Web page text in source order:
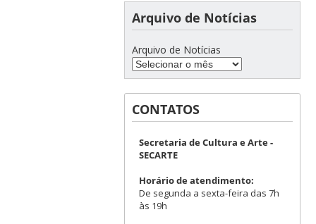
Arquivo de Notícias
Arquivo de Notícias
CONTATOS
Secretaria de Cultura e Arte -
SECARTE
Horário de atendimento:
De segunda a sexta-feira das 7h
às 19h